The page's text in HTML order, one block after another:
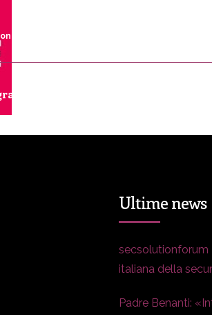
Comunica
Ultime news
secsolutionforum
italiana della
Padre Benanti: